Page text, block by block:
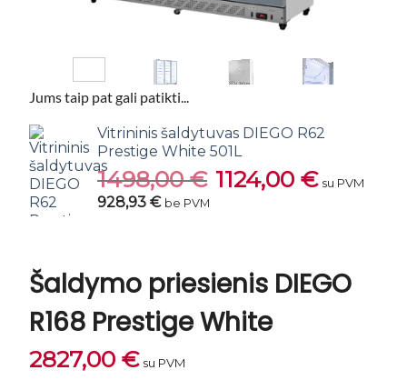
Jums taip pat gali patikti...
Vitrininis šaldytuvas DIEGO R62
Prestige White 501L
1498,00€ Original
price
1124,00 €Current
price
su PVM
928,93 € be PVM
Šaldymo priesienis DIEGO
R168 Prestige White
2827,00 € su PVM